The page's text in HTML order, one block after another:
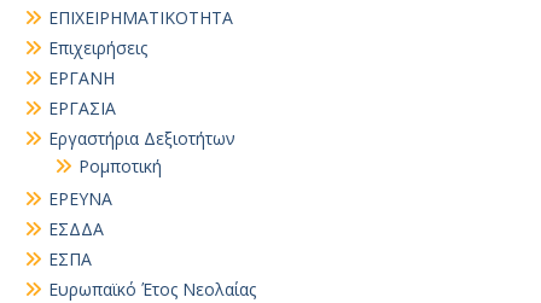
ΕΠΙΧΕΙΡΗΜΑΤΙΚΟΤΗΤΑ
Επιχειρήσεις
ΕΡΓΑΝΗ
ΕΡΓΑΣΙΑ
Εργαστήρια Δεξιοτήτων
Ρομποτική
ΕΡΕΥΝΑ
ΕΣΔΔΑ
ΕΣΠΑ
Ευρωπαϊκό Έτος Νεολαίας